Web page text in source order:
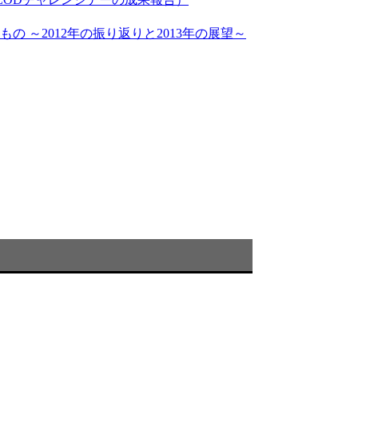
～2012年の振り返りと2013年の展望～